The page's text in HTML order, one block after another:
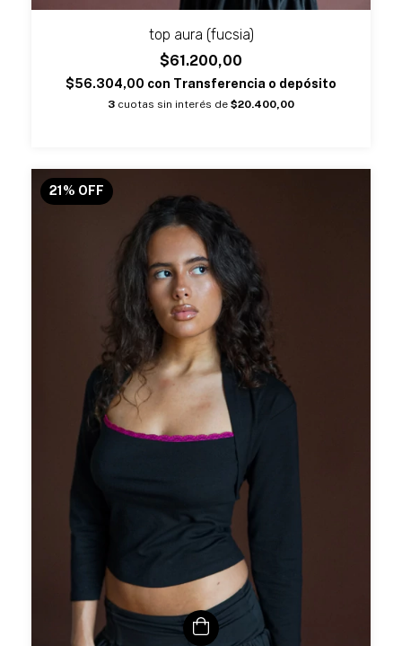
top aura (fucsia)
$61.200,00
$56.304,00 con Transferencia o depósito
3 cuotas sin interés de $20.400,00
21 % OFF